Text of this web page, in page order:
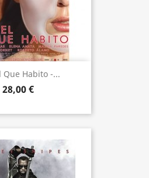
Que Habito -...
28,00 €